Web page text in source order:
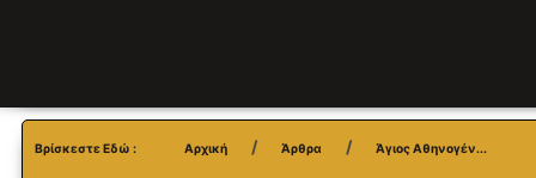
Βρίσκεστε Εδώ : Αρχική Άρθρα Άγιος Αθηνογέν...